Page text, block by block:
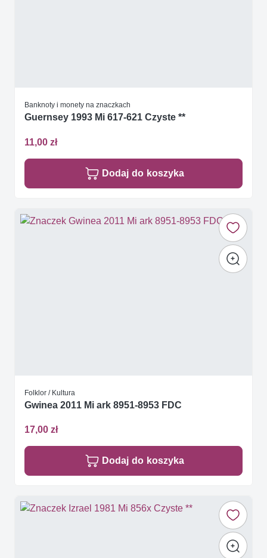
Banknoty i monety na znaczkach
Guernsey 1993 Mi 617-621 Czyste **
11,00 zł
Dodaj do koszyka
Folklor / Kultura
Gwinea 2011 Mi ark 8951-8953 FDC
17,00 zł
Dodaj do koszyka